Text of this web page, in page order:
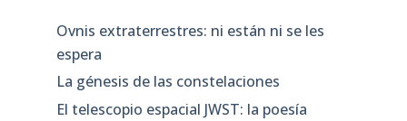
Ovnis extraterrestres: ni están ni se les
espera
La génesis de las constelaciones
El telescopio espacial JWST: la poesía